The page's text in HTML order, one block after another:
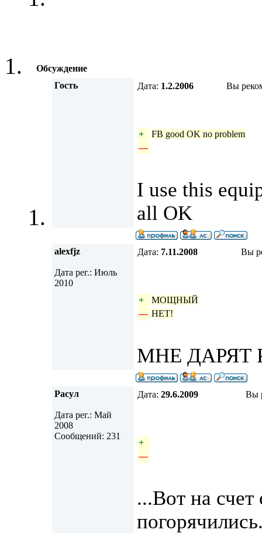
Обсуждение
Гость
Дата: 1.2.2006 Вы
+
FB good OK no problem
—
I use this
all OK
alexfjz
Дата рег.: Июль
2010
Дата: 7.11.2008 Вы
+
МОЩНЫЙ
— НЕТ!
МНЕ ДАРЯТ
Расул
Дата рег.: Май
2008
Сообщений: 231
Дата: 29.6.2009 Вы
+
—
...Вот на